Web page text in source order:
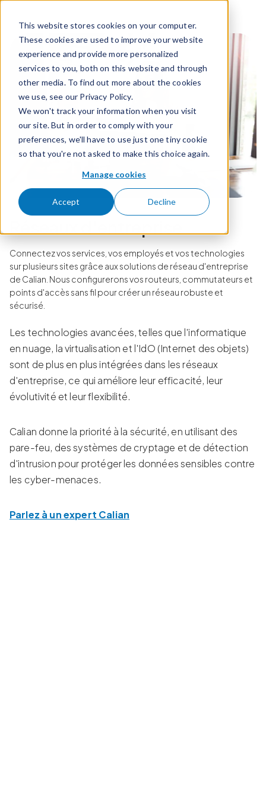
This website stores cookies on your computer.
These cookies are used to improve your website
experience and provide more personalized
services to you, both on this website and through
other media. To find out more about the cookies
we use, see our Privacy Policy.
We won't track your information when you visit
our site. But in order to comply with your
preferences, we'll have to use just one tiny cookie
so that you're not asked to make this choice again.
Manage cookies
Accept Decline
Connectez vos services, vos employés et vos technologies
sur plusieurs sites grâce aux solutions de réseau d'entreprise
de Calian. Nous configurerons vos routeurs, commutateurs et
points d'accès sans fil pour créer un réseau robuste et
sécurisé.
Les technologies avancées, telles que l'informatique
en nuage, la virtualisation et l'IdO (Internet des objets)
sont de plus en plus intégrées dans les réseaux
d'entreprise, ce qui améliore leur efficacité, leur
évolutivité et leur flexibilité.
Calian donne la priorité à la sécurité, en utilisant des
pare-feu, des systèmes de cryptage et de détection
d'intrusion pour protéger les données sensibles contre
les cyber-menaces.
Parlez à un expert Calian